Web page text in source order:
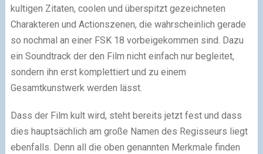
kultigen Zitaten, coolen und überspitzt gezeichneten
Charakteren und Actionszenen, die wahrscheinlich gerade
so nochmal an einer FSK 18 vorbeigekommen sind. Dazu
ein Soundtrack der den Film nicht einfach nur begleitet,
sondern ihn erst komplettiert und zu einem
Gesamtkunstwerk werden lässt.
Dass der Film kult wird, steht bereits jetzt fest und dass
dies hauptsächlich am große Namen des Regisseurs liegt
ebenfalls. Denn all die oben genannten Merkmale finden